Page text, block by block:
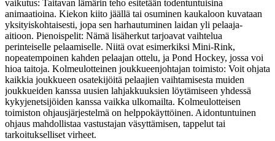
vaikutus: Taitavan lämärin teho esitetään todentuntuisina
animaatioina. Kiekon kiito jäällä tai osuminen kaukaloon kuvataan
yksityiskohtaisesti, jopa sen harhautuminen laidan yli pelaaja-
aitioon. Pienoispelit: Nämä lisäherkut tarjoavat vaihtelua
perinteiselle pelaamiselle. Niitä ovat esimerkiksi Mini-Rink,
nopeatempoinen kahden pelaajan ottelu, ja Pond Hockey, jossa voi
hioa taitoja. Kolmeulotteinen joukkueenjohtajan toimisto: Voit ohjata
kaikkia joukkueen osatekijöitä pelaajien vaihtamisesta muiden
joukkueiden kanssa uusien lahjakkuuksien löytämiseen yhdessä
kykyjenetsijöiden kanssa vaikka ulkomailta. Kolmeulotteisen
toimiston ohjausjärjestelmä on helppokäyttöinen. Aidontuntuinen
ohjaus mahdollistaa vastustajan väsyttämisen, tappelut tai
tarkoitukselliset virheet.